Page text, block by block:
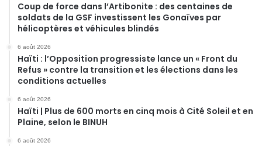
Coup de force dans l’Artibonite : des centaines de
soldats de la GSF investissent les Gonaïves par
hélicoptères et véhicules blindés
6 août 2026
Haïti : l’Opposition progressiste lance un « Front du
Refus » contre la transition et les élections dans les
conditions actuelles
6 août 2026
Haïti | Plus de 600 morts en cinq mois à Cité Soleil et en
Plaine, selon le BINUH
6 août 2026